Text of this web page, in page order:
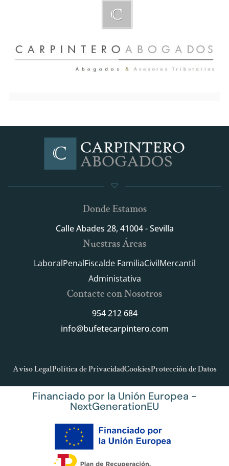
Donde Estamos
Calle Abades 28, 41004 - Sevilla
Nuestras Áreas
LaboralPenalFiscalde FamiliaCivilMercantil
Administativa
Contacte con Nosotros
954 212 684
info@bufetecarpintero.com
Aviso LegalPolítica de PrivacidadCookiesProtección de Datos
Financiado por la Unión Europea -
NextGenerationEU